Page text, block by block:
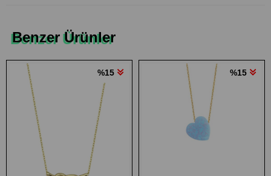
Benzer Ürünler
%15 %15